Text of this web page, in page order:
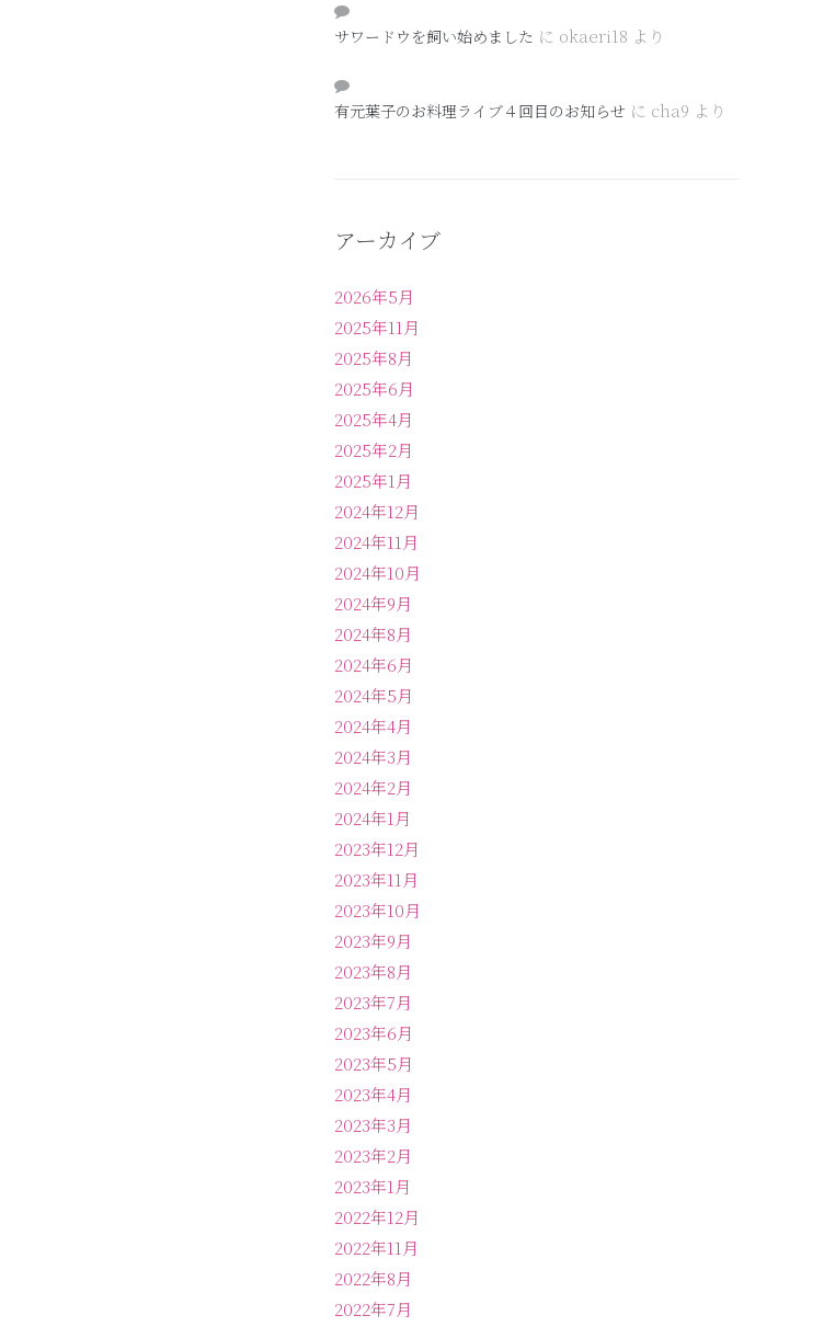
サワードウを飼い始めました に okaeri18 より
有元葉子のお料理ライブ４回目のお知らせ に cha9 より
アーカイブ
2026年5月
2025年11月
2025年8月
2025年6月
2025年4月
2025年2月
2025年1月
2024年12月
2024年11月
2024年10月
2024年9月
2024年8月
2024年6月
2024年5月
2024年4月
2024年3月
2024年2月
2024年1月
2023年12月
2023年11月
2023年10月
2023年9月
2023年8月
2023年7月
2023年6月
2023年5月
2023年4月
2023年3月
2023年2月
2023年1月
2022年12月
2022年11月
2022年8月
2022年7月